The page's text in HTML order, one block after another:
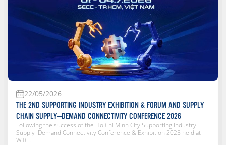
22/05/2026
THE 2ND SUPPORTING INDUSTRY EXHIBITION & FORUM AND SUPPLY
CHAIN SUPPLY–DEMAND CONNECTIVITY CONFERENCE 2026
Following the success of the Ho Chi Minh City Supporting Industry
Supply–Demand Connectivity Conference & Exhibition 2025 held at
WTC...